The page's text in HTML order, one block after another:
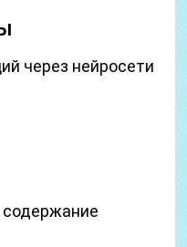
через нейросети
содержание